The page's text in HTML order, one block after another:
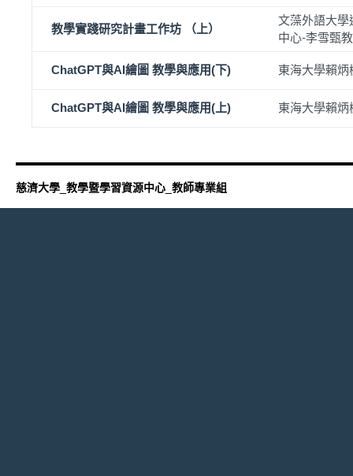
教學實踐研究計畫工作坊 （上）
文藻外語大學
中心-李雪甄
ChatGPT與AI繪圖 教學與應用(下) 東海大學賴炳
ChatGPT與AI繪圖 教學與應用(上) 東海大學賴炳
慈濟大學_教學暨學習資源中心_教師專業組